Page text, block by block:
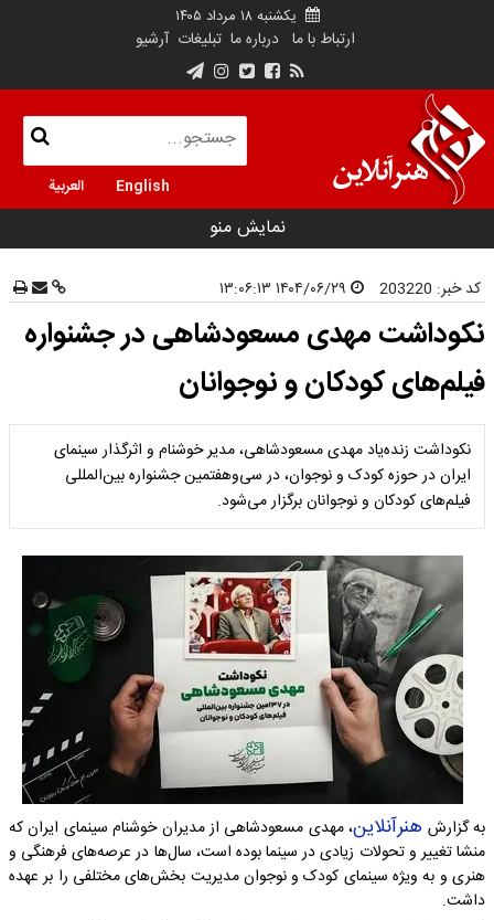
یکشنبه ۱۸ مرداد ۱۴۰۵
ارتباط با ما درباره ما تبلیغات آرشیو
English العربية
نمایش منو
کد خبر: 203220
نکوداشت مهدی مسعودشاهی در جشنواره
فیلم‌های کودکان و نوجوانان
نکوداشت زنده‌یاد مهدی مسعودشاهی، مدیر خوشنام و اثرگذار سینمای
ایران در حوزه کودک و نوجوان، در سی‌وهفتمین جشنواره بین‌المللی
فیلم‌های کودکان و نوجوانان برگزار می‌شود.
به گزارش هنرآنلاین، مهدی مسعودشاهی از مدیران خوشنام سینمای ایران که
منشا تغییر و تحولات زیادی در سینما بوده است، سال‌ها در عرصه‌های فرهنگی و
هنری و به ویژه سینمای کودک و نوجوان مدیریت بخش‌های مختلفی را بر عهده
داشت.